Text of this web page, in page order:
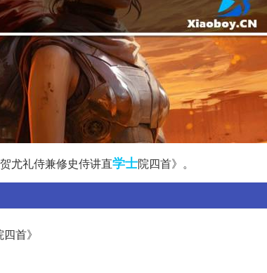
尤礼侍兼修史侍讲直学士院四首》。
首》